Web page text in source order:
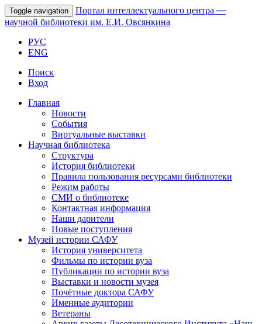
Toggle navigation Портал интеллектуального центра —
научной библиотеки им. Е.И. Овсянкина
РУС
ENG
Поиск
Вход
Главная
Новости
События
Виртуальные выставки
Научная библиотека
Структура
История библиотеки
Правила пользования ресурсами библиотеки
Режим работы
СМИ о библиотеке
Контактная информация
Наши дарители
Новые поступления
Музей истории САФУ
История университета
Фильмы по истории вуза
Публикации по истории вуза
Выставки и новости музея
Почётные доктора САФУ
Именные аудитории
Ветераны